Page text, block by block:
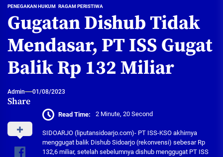
PENEGAKAN HUKUM RAGAM PERISTIWA
Gugatan Dishub Tidak
Mendasar, PT ISS Gugat
Balik Rp 132 Miliar
Admin 01/08/2023
Share
Read Time: 2 Minute, 20 Second
SIDOARJO (liputansidoarjo.com)- PT ISS-KSO akhirnya
menggugat balik Dishub Sidoarjo (rekonvensi) sebesar Rp
132,6 miliar, setelah sebelumnya dishub menggugat PT ISS